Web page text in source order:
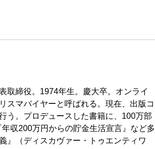
取締役。1974年生。慶大卒。オンライ
スマバイヤーと呼ばれる。現在、出版コ
う。プロデュースした書籍に、100万部
収200万円からの貯金生活宣言』など多
』（ディスカヴァー・トゥエンティワ